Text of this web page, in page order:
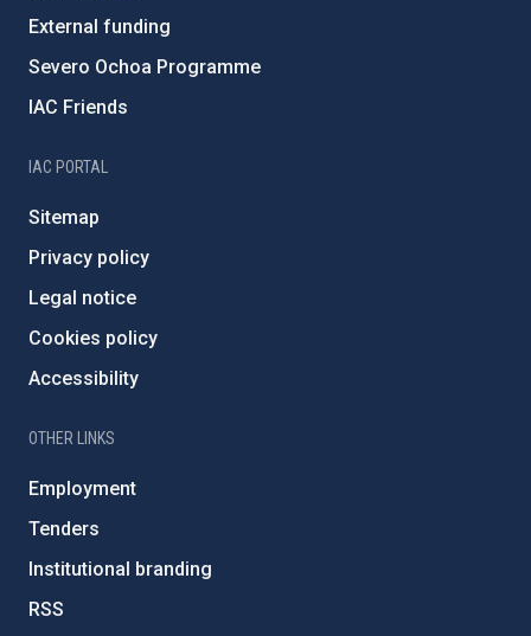
External funding
Severo Ochoa Programme
IAC Friends
IAC PORTAL
Sitemap
Privacy policy
Legal notice
Cookies policy
Accessibility
OTHER LINKS
Employment
Tenders
Institutional branding
RSS